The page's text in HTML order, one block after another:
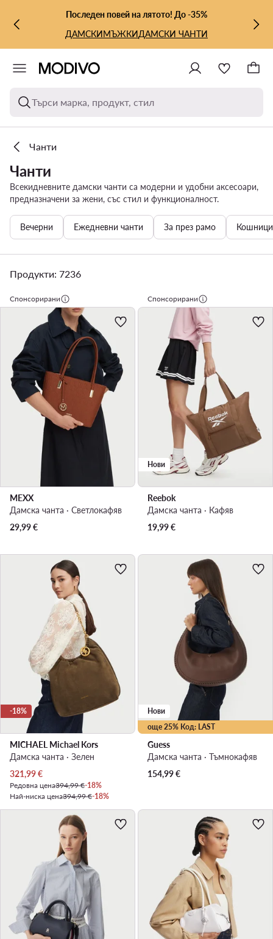
КЪМ ОСНОВНОТО СЪДЪРЖАНИЕ
КЪМ ТЪРСЕНЕПоследен повей на лятото! До -35%
ДАМСКИМЪЖКИДАМСКИ ЧАНТИ
Търси марка, продукт, стил
Чанти
Чанти
Всекидневните дамски чанти са модерни и удобни аксесоари,
предназначени за жени, със стил и функционалност.
Вечерни Ежедневни чанти За през рамо Кошници
Продукти: 7236
Спонсорирани
MEXX
Дамска чанта · Светлокафяв
29,99€
Спонсорирани
Нови
Reebok
Дамска чанта · Кафяв
19,99€
-18%
MICHAEL Michael Kors
Дамска чанта · Зелен
Актуална цена
321,99€
Редовна цена394,99 €-18%
Най-ниска цена394,99 €-18%
още 25% Код: LAST
Нови
Guess
Дамска чанта · Тъмнокафяв
154,99€